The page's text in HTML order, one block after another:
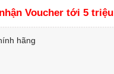
Voucher tới 5 triệu
hãng